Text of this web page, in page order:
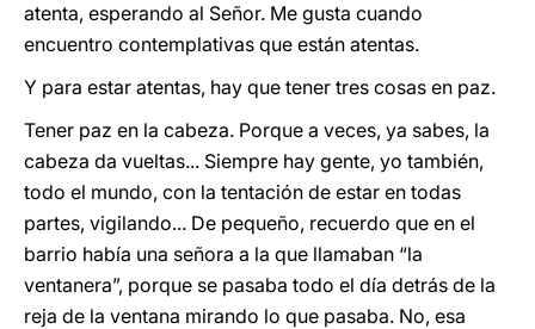
atenta, esperando al Señor. Me gusta cuando
encuentro contemplativas que están atentas.
Y para estar atentas, hay que tener tres cosas en paz.
Tener paz en la cabeza. Porque a veces, ya sabes, la
cabeza da vueltas... Siempre hay gente, yo también,
todo el mundo, con la tentación de estar en todas
partes, vigilando... De pequeño, recuerdo que en el
barrio había una señora a la que llamaban “la
ventanera”, porque se pasaba todo el día detrás de la
reja de la ventana mirando lo que pasaba. No, esa